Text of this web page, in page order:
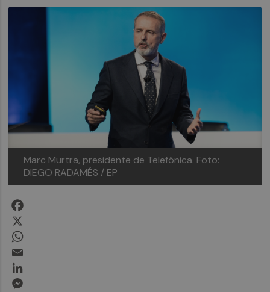
Marc Murtra, presidente de Telefónica. Foto:
DIEGO RADAMÉS / EP